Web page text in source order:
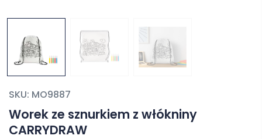
Worek ze sznurkiem z włókniny
CARRYDRAW
SKU: MO9887